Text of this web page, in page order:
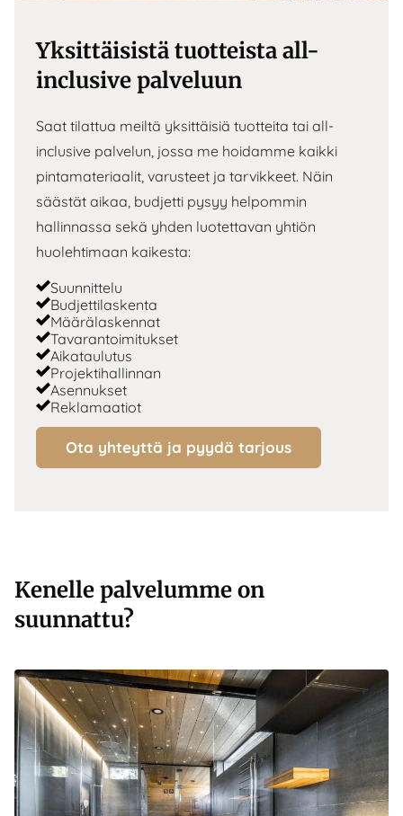
Yksittäisistä tuotteista all-
inclusive palveluun
Saat tilattua meiltä yksittäisiä tuotteita tai all-
inclusive palvelun, jossa me hoidamme kaikki
pintamateriaalit, varusteet ja tarvikkeet. Näin
säästät aikaa, budjetti pysyy helpommin
hallinnassa sekä yhden luotettavan yhtiön
huolehtimaan kaikesta:
Suunnittelu
Budjettilaskenta
Määrälaskennat
Tavarantoimitukset
Aikataulutus
Projektihallinnan
Asennukset
Reklamaatiot
Ota yhteyttä ja pyydä tarjous
Kenelle palvelumme on
suunnattu?